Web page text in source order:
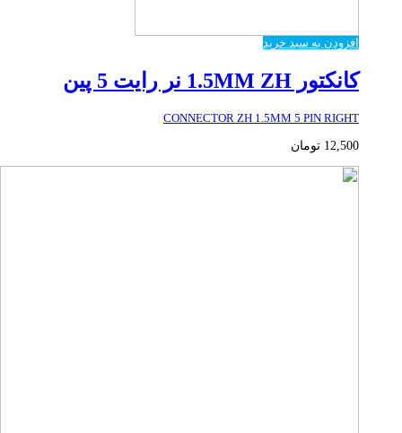
افزودن به سبد خرید
کانکتور 1.5MM ZH نر رایت 5 پین
CONNECTOR ZH 1.5MM 5 PIN RIGHT
12,500 تومان